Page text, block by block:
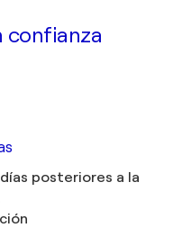
confianza
posteriores a la